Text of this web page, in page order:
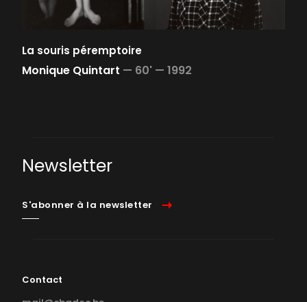
La souris péremptoire
Monique Quintart — 60' — 1992
Newsletter
S'abonner à la newsletter
Contact